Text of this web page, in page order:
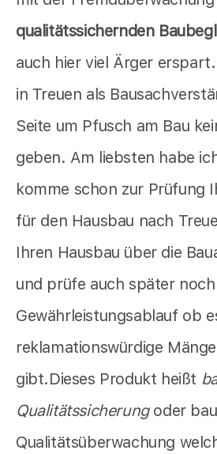
qualitätssichernden
auch hier viel Ärger
in Treuen als
Seite um Pfusch am Bau
geben. Am liebsten habe
komme schon zur Prüfung
für den Hausbau nach
Ihren Hausbau über die
und prüfe auch später
Gewährleistungsablauf ob
reklamationswürdige
gibt.Dieses Produkt heißt
Qualitätssicherung oder
Qualitätsüberwachung